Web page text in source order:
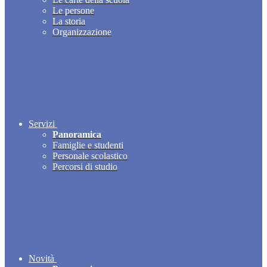
Le persone
La storia
Organizzazione
Servizi
Panoramica
Famiglie e studenti
Personale scolastico
Percorsi di studio
Novità